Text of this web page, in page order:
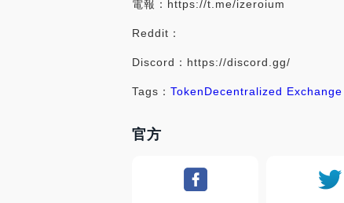
電報：https://t.me/izeroium
Reddit：
Discord：https://discord.gg/
Tags： TokenDecentralized
官方